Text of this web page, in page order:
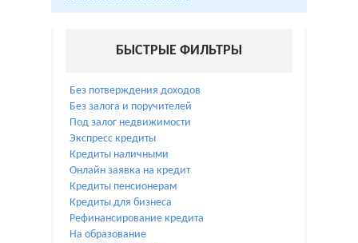
БЫСТРЫЕ ФИЛЬТРЫ
Без потверждения доходов
Без залога и поручителей
Под залог недвижимости
Экспресс кредиты
Кредиты наличными
Онлайн заявка на кредит
Кредиты пенсионерам
Кредиты для бизнеса
Рефинансирование кредита
На образование